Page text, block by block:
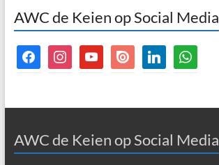
AWC de Keien op Social Media
facebookinstagramyoutubeissuu linkedinwhatsapp
AWC de Keien op Social Media